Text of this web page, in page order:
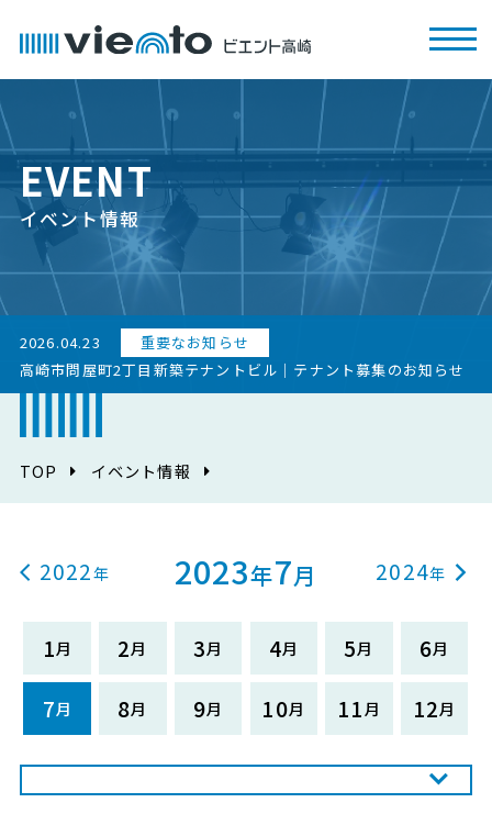
EVENT
イベント情報
2026.04.23
重要なお知らせ
高崎市問屋町2丁目新築テナントビル｜テナント募集のお知らせ
TOP イベント情報
2022 2023年7月
1 2 3 4 5
6
7
8 9 10 11 12
2024